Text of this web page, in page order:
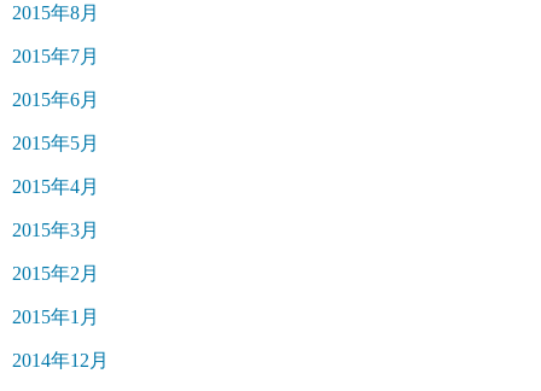
2015年8月
2015年7月
2015年6月
2015年5月
2015年4月
2015年3月
2015年2月
2015年1月
2014年12月